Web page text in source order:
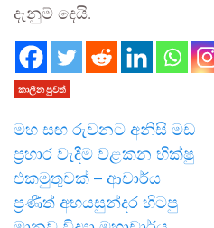
දැනුම් දෙයි.
කාලීන පුවත්
මහ සඟ රුවනට අනිසි මඩ
ප්‍රහාර වැදීම වළකන භික්ෂු
එකමුතුවක් – ආචාර්ය
ප්‍රණීත් අභයසුන්දර හිටපු